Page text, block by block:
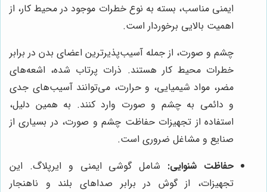
ایمنی مناسب، بسته به نوع خطرات موجود در محیط کار، از
اهمیت بالایی برخوردار است.
چشم و صورت، از جمله آسیب‌پذیرترین اعضای بدن در برابر
خطرات محیط کار هستند. ذرات پرتاب شده، اشعه‌های
مضر، مواد شیمیایی، و حرارت، می‌توانند آسیب‌های جدی
و دائمی به چشم و صورت وارد کنند. به همین دلیل،
استفاده از تجهیزات حفاظت چشم و صورت، در بسیاری از
صنایع و مشاغل ضروری است.
حفاظت شنوایی: شامل گوشی ایمنی و ایرپلاگ. این
تجهیزات، از گوش در برابر صداهای بلند و ناهنجار